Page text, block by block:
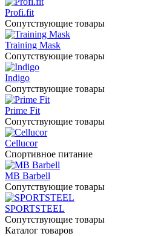
Profi.fit
Сопутствующие товары
Training Mask
Сопутствующие товары
Indigo
Сопутствующие товары
Prime Fit
Сопутствующие товары
Cellucor
Спортивное питание
MB Barbell
Сопутствующие товары
SPORTSTEEL
Сопутствующие товары
Каталог товаров